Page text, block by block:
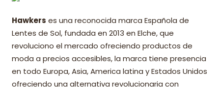
Hawkers es una reconocida marca Española de
Lentes de Sol, fundada en 2013 en Elche, que
revoluciono el mercado ofreciendo productos de
moda a precios accesibles, la marca tiene presencia
en todo Europa, Asia, America latina y Estados Unidos
ofreciendo una alternativa revolucionaria con